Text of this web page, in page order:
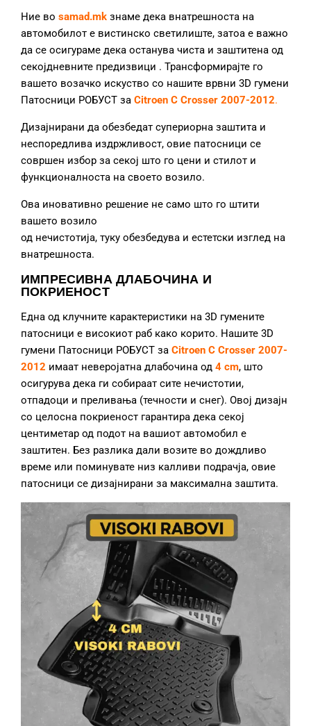
Ние во samad.mk знаме дека внатрешноста на
автомобилот е вистинско светилиште, затоа е важно
да се осигураме дека останува чиста и заштитена од
секојдневните предизвици . Трансформирајте го
вашето возачко искуство со нашите врвни 3D гумени
Патосници РОБУСТ за Citroen C Crosser 2007-2012.
Дизајнирани да обезбедат супериорна заштита и
неспоредлива издржливост, овие патосници се
совршен избор за секој што го цени и стилот и
функционалноста на своето возило.
Ова иновативно решение не само што го штити
вашето возило
од нечистотија, туку обезбедува и естетски изглед на
внатрешноста.
ИМПРЕСИВНА ДЛАБОЧИНА И
ПОКРИЕНОСТ
Една од клучните карактеристики на 3D гумените
патосници е високиот раб како корито. Нашите 3D
гумени Патосници РОБУСТ за Citroen C Crosser 2007-
2012 имаат неверојатна длабочина од 4 cm, што
осигурува дека ги собираат сите нечистотии,
отпадоци и преливања (течности и снег). Овој дизајн
со целосна покриеност гарантира дека секој
центиметар од подот на вашиот автомобил е
заштитен. Без разлика дали возите во дождливо
време или поминувате низ калливи подрачја, овие
патосници се дизајнирани за максимална заштита.